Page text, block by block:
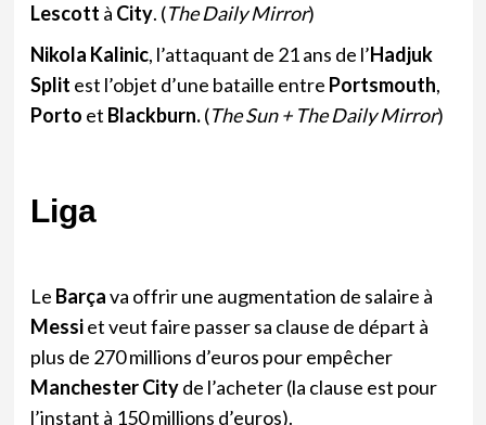
Lescott à City. (The Daily Mirror)
Nikola Kalinic, l’attaquant de 21 ans de l’Hadjuk
Split est l’objet d’une bataille entre Portsmouth,
Porto et Blackburn.(The Sun + The Daily Mirror)
Liga
Le Barçava offrir une augmentation de salaire à
Messiet veut faire passer sa clause de départ à
plus de 270 millions d’euros pour empêcher
Manchester Cityde l’acheter (la clause est pour
l’instant à 150 millions d’euros).